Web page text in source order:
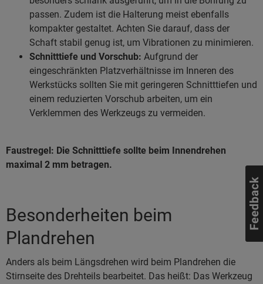
passen. Zudem ist die Halterung meist ebenfalls
kompakter gestaltet. Achten Sie darauf, dass der
Schaft stabil genug ist, um Vibrationen zu minimieren.
Schnitttiefe und Vorschub: Aufgrund der
eingeschränkten Platzverhältnisse im Inneren des
Werkstücks sollten Sie mit geringeren Schnitttiefen und
einem reduzierten Vorschub arbeiten, um ein
Verklemmen des Werkzeugs zu vermeiden.
Faustregel: Die Schnitttiefe sollte beim Innendrehen
maximal 2 mm betragen.
Besonderheiten beim
Plandrehen
Anders als beim Längsdrehen wird beim Plandrehen die
Stirnseite des Drehteils bearbeitet. Das heißt: Das Werkzeug